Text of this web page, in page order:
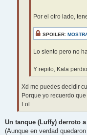
Por el otro lado,
SPOILER:
Lo siento pero no
Y repito, Kata
Xd me puedes decidir
Porque yo recuerdo
Lol
Un tanque (Luffy) derroto
(Aunque en verdad